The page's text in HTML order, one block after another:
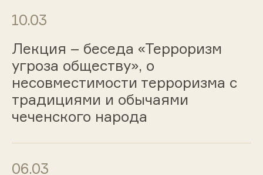
10.03
Лекция – беседа «Терроризм
угроза обществу», о
несовместимости терроризма с
традициями и обычаями
чеченского народа
06.03